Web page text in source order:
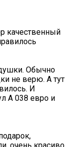
качественный
Обычно
не верю. А тут
И
А 038 евро и